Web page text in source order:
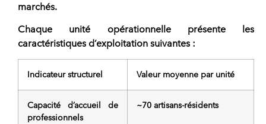
marchés.
Chaque unité opérationnelle présente les
caractéristiques d’exploitation suivantes :
Indicateur structurel Valeur moyenne par unité
Capacité d’accueil de
professionnels
~70 artisans-résidents